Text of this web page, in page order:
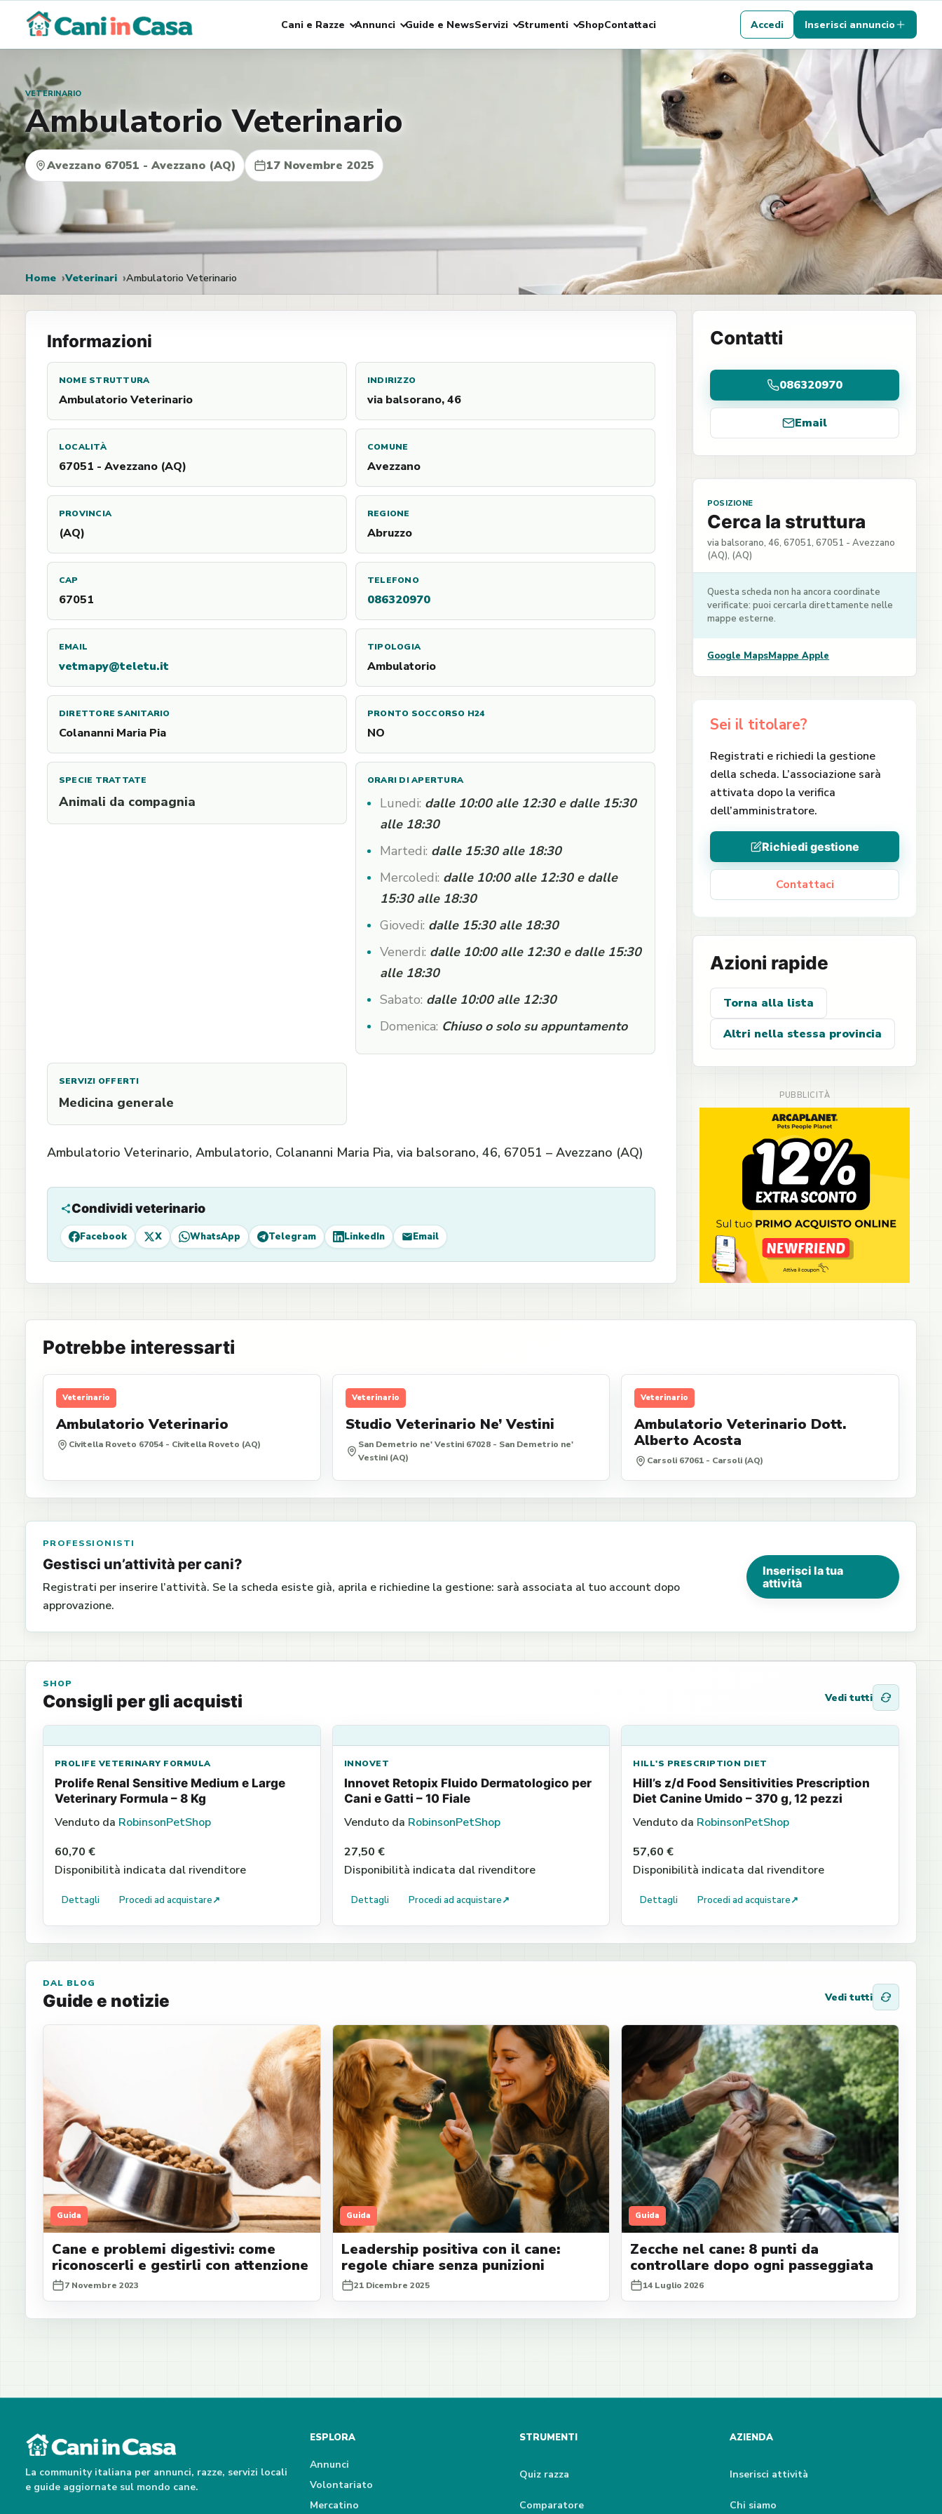
contenuto
Cani e Razze Annunci Guide e NewsServizi Strumenti ShopContattaci Accedi Inserisci annuncio
VETERINARIO
Ambulatorio Veterinario
Avezzano 67051 - Avezzano (AQ) 17 Novembre 2025
Home Veterinari Ambulatorio Veterinario
Informazioni
NOME STRUTTURA
Ambulatorio Veterinario
INDIRIZZO
via balsorano, 46
LOCALITÀ
67051 - Avezzano (AQ)
COMUNE
Avezzano
PROVINCIA
(AQ)
REGIONE
Abruzzo
CAP
67051
TELEFONO
086320970
EMAIL
vetmapy@teletu.it
TIPOLOGIA
Ambulatorio
DIRETTORE SANITARIO
Colananni Maria Pia
PRONTO SOCCORSO H24
NO
SPECIE TRATTATE
Animali da compagnia
ORARI DI APERTURA
Lunedi: dalle 10:00 alle 12:30 e dalle 15:30
alle 18:30
Martedi: dalle 15:30 alle 18:30
Mercoledi: dalle 10:00 alle 12:30 e dalle
15:30 alle 18:30
Giovedi: dalle 15:30 alle 18:30
Venerdi: dalle 10:00 alle 12:30 e dalle 15:30
alle 18:30
Sabato: dalle 10:00 alle 12:30
Domenica: Chiuso o solo su appuntamento
SERVIZI OFFERTI
Medicina generale
Ambulatorio Veterinario, Ambulatorio, Colananni Maria Pia, via balsorano, 46, 67051 – Avezzano (AQ)
Condividi veterinario
Facebook X WhatsApp Telegram LinkedIn Email
Contatti
086320970
Email
POSIZIONE
Cerca la struttura
via balsorano, 46, 67051, 67051 - Avezzano
(AQ), (AQ)
Questa scheda non ha ancora coordinate
verificate: puoi cercarla direttamente nelle
mappe esterne.
Google MapsMappe Apple
Sei il titolare?
Registrati e richiedi la gestione
della scheda. L’associazione sarà
attivata dopo la verifica
dell’amministratore.
Richiedi gestione
Contattaci
Azioni rapide
Torna alla lista
Altri nella stessa provincia
Potrebbe interessarti
Veterinario
Ambulatorio Veterinario
Civitella Roveto 67054 - Civitella Roveto (AQ)
Veterinario
Studio Veterinario Ne’ Vestini
San Demetrio ne' Vestini 67028 - San Demetrio ne'
Vestini (AQ)
Veterinario
Ambulatorio Veterinario Dott.
Alberto Acosta
Carsoli 67061 - Carsoli (AQ)
PROFESSIONISTI
Gestisci un’attività per cani?
Registrati per inserire l’attività. Se la scheda esiste già, aprila e richiedine la gestione: sarà associata al tuo account dopo
approvazione.
Inserisci la tua
attività
SHOP
Consigli per gli acquisti Vedi tutti
PROLIFE VETERINARY FORMULA
Prolife Renal Sensitive Medium e Large
Veterinary Formula – 8 Kg
Venduto da RobinsonPetShop
60,70 €
Disponibilità indicata dal rivenditore
Dettagli Procedi ad acquistare↗
INNOVET
Innovet Retopix Fluido Dermatologico per
Cani e Gatti – 10 Fiale
Venduto da RobinsonPetShop
27,50 €
Disponibilità indicata dal rivenditore
Dettagli Procedi ad acquistare↗
HILL'S PRESCRIPTION DIET
Hill’s z/d Food Sensitivities Prescription
Diet Canine Umido – 370 g, 12 pezzi
Venduto da RobinsonPetShop
57,60 €
Disponibilità indicata dal rivenditore
Dettagli Procedi ad acquistare↗
DAL BLOG
Guide e notizie Vedi tutti
Guida
Cane e problemi digestivi: come
riconoscerli e gestirli con attenzione
7 Novembre 2023
Guida
Leadership positiva con il cane:
regole chiare senza punizioni
21 Dicembre 2025
Guida
Zecche nel cane: 8 punti da
controllare dopo ogni passeggiata
14 Luglio 2026
La community italiana per annunci, razze, servizi locali
e guide aggiornate sul mondo cane.
ESPLORA
Annunci
Volontariato
Mercatino
STRUMENTI
Quiz razza
Comparatore
AZIENDA
Inserisci attività
Chi siamo